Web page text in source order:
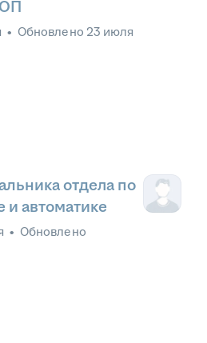
• Обновлено 23 июля
отдела по
и автоматике
• Обновлено